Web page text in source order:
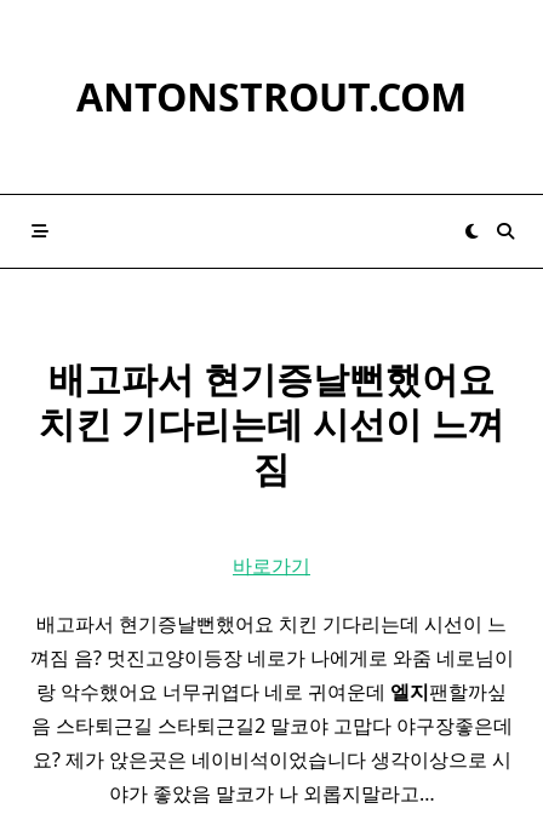
ANTONSTROUT.COM
배고파서 현기증날뻔했어요
치킨 기다리는데 시선이 느껴
짐
바로가기
배고파서 현기증날뻔했어요 치킨 기다리는데 시선이 느
껴짐 음? 멋진고양이등장 네로가 나에게로 와줌 네로님이
랑 악수했어요 너무귀엽다 네로 귀여운데 엘지팬할까싶
음 스타퇴근길 스타퇴근길2 말코야 고맙다 야구장좋은데
요? 제가 앉은곳은 네이비석이었습니다 생각이상으로 시
야가 좋았음 말코가 나 외롭지말라고…